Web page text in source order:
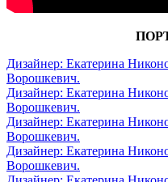
Дизайнер: Екатерина
Ворошкевич.
Дизайнер: Екатерина
Ворошкевич.
Дизайнер: Екатерина
Ворошкевич.
Дизайнер: Екатерина
Ворошкевич.